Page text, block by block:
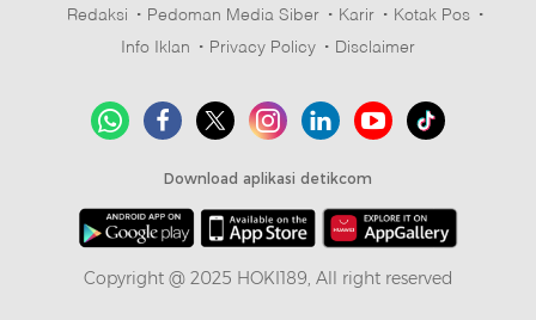
Redaksi Pedoman Media Siber Karir
Kotak Pos
Info Iklan
Privacy Policy Disclaimer
Download aplikasi detikcom
Copyright @ 2025 HOKI189, All right reserved